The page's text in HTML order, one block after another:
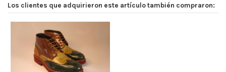
Los clientes que adquirieron este artículo también compraron: